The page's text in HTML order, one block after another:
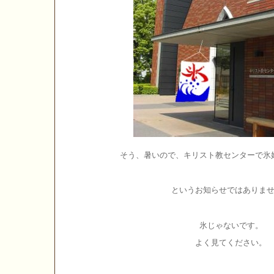
そう、暑いので、キリスト教センターで氷
というお知らせではありま
氷じゃないです。
よく見てください。